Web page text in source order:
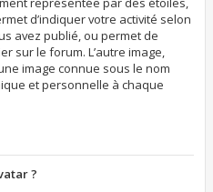
d’indiquer votre activité selon
avez publié, ou permet de
sur le forum. L’autre image,
image connue sous le nom
et personnelle à chaque
?